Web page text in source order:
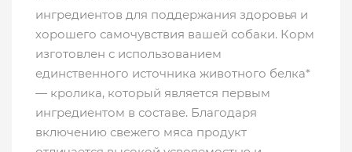
ингредиентов для поддержания здоровья и
хорошего самочувствия вашей собаки. Корм
изготовлен с использованием
единственного источника животного белка*
— кролика, который является первым
ингредиентом в составе. Благодаря
включению свежего мяса продукт